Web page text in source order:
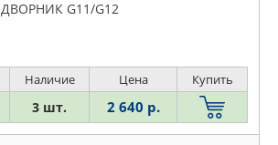
ДВОРНИК G11/G12
Наличие Цена Купить
3 шт. 2 640 р.